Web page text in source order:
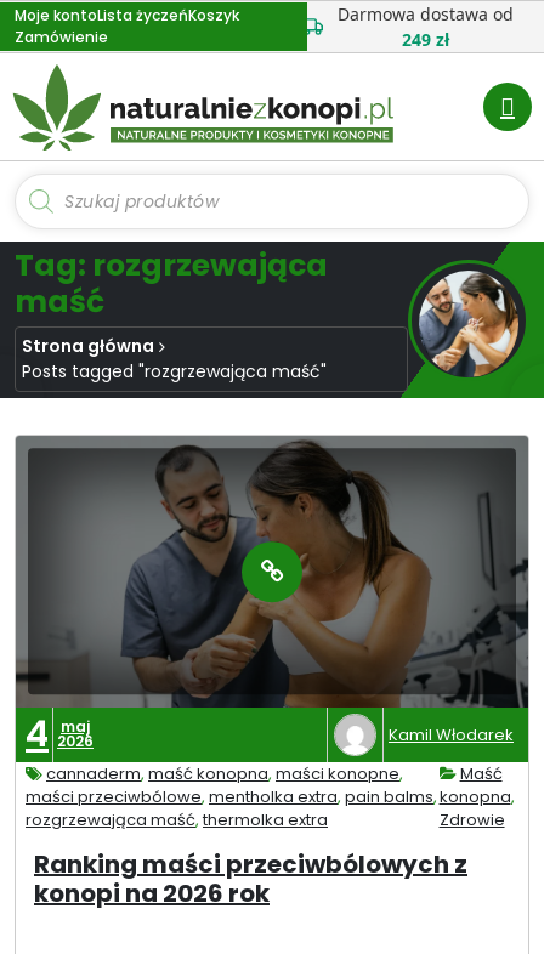
Przejdź
do
treści
Moje kontoLista życzeńKoszyk
Zamówienie
Darmowa dostawa od
249 zł
Wyszukiwarka
produktów
Tag: rozgrzewająca
maść
Strona główna
Posts tagged "rozgrzewająca maść"
4 maj
2026
Kamil Włodarek
cannaderm, maść konopna, maści konopne,
maści przeciwbólowe, mentholka extra, pain balms,
rozgrzewająca maść,thermolka extra
Maść
konopna,
Zdrowie
Ranking maści przeciwbólowych z
konopi na 2026 rok